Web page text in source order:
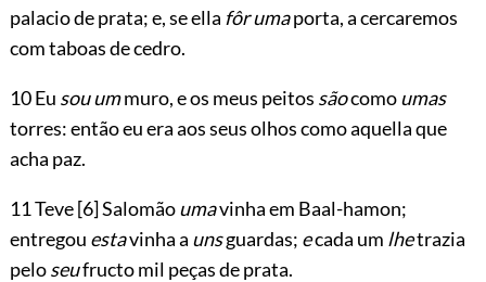
palacio de prata; e, se ella fôr umaporta, a cercaremos
com taboas de cedro.
10 Eu sou ummuro, e os meus peitos sãocomoumas
torres: então eu era aos seus olhos como aquella que
acha paz.
11 Teve[6]Salomãoumavinha em Baal-hamon;
entregou estavinha a unsguardas; ecada um lhetrazia
peloseufructo mil peças de prata.